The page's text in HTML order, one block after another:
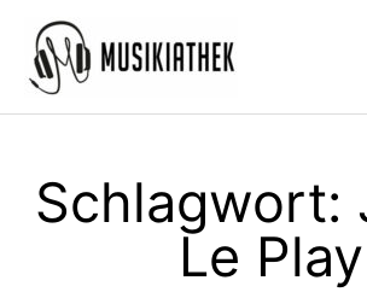
Inhalt
springen
Schlagwort:
Le Play